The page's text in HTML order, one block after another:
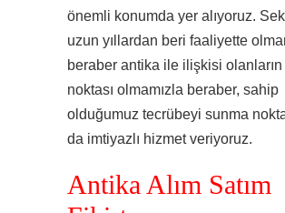
önemli konumda yer alıyoruz.
uzun yıllardan beri faaliyette
beraber antika ile ilişkisi
noktası olmamızla beraber, sahip
olduğumuz tecrübeyi sunma
da imtiyazlı hizmet veriyoruz.
Antika Alım Satım